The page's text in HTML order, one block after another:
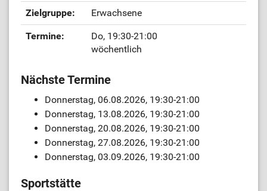
Zielgruppe: Erwachsene
Termine:
Do, 19:30-21:00
wöchentlich
Nächste Termine
Donnerstag, 06.08.2026, 19:30-21:00
Donnerstag, 13.08.2026, 19:30-21:00
Donnerstag, 20.08.2026, 19:30-21:00
Donnerstag, 27.08.2026, 19:30-21:00
Donnerstag, 03.09.2026, 19:30-21:00
Sportstätte